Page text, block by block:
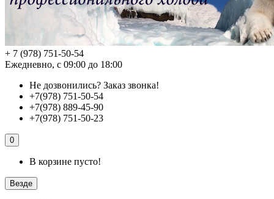
+ 7 (978) 751-50-54
Ежедневно, с 09:00 до 18:00
Не дозвонились? Заказ звонка!
+7(978) 751-50-54
+7(978) 889-45-90
+7(978) 751-50-23
0
В корзине пусто!
Везде